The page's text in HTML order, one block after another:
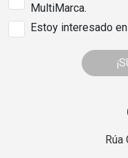
MultiMarca.
Estoy interesado
Rúa